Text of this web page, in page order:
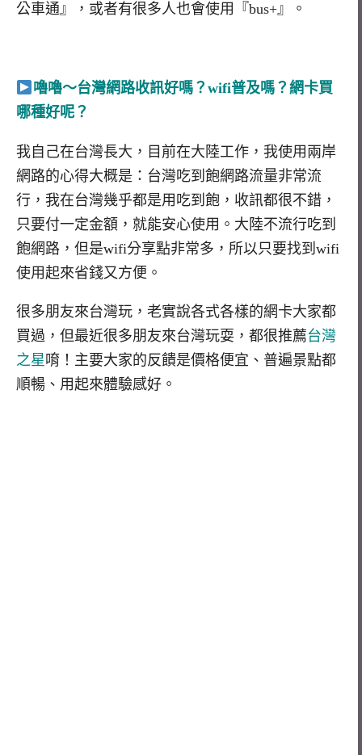
公車通』，或者有很多人也會使用『bus+』。
嚕嚕～台灣網路收訊好嗎？wifi普及嗎？網卡買
哪種好呢？
我自己在台灣長大，目前在大陸工作，我使用兩岸
網路的心得大概是：台灣吃到飽網路流量非常流
行，我在台灣幾乎都是用吃到飽，收訊都很不錯，
只要付一定金額，就能安心使用。大陸不流行吃到
飽網路，但是wifi分享點非常多，所以只要找到wifi
使用起來省錢又方便。
很多朋友來台灣玩，老實說各式各樣的網卡大家都
買過，但最近很多朋友來台灣玩耍，都很推薦台灣
之星唷！主要大家的反饋是價格便宜、普遍景點都
順暢、用起來體驗感好。